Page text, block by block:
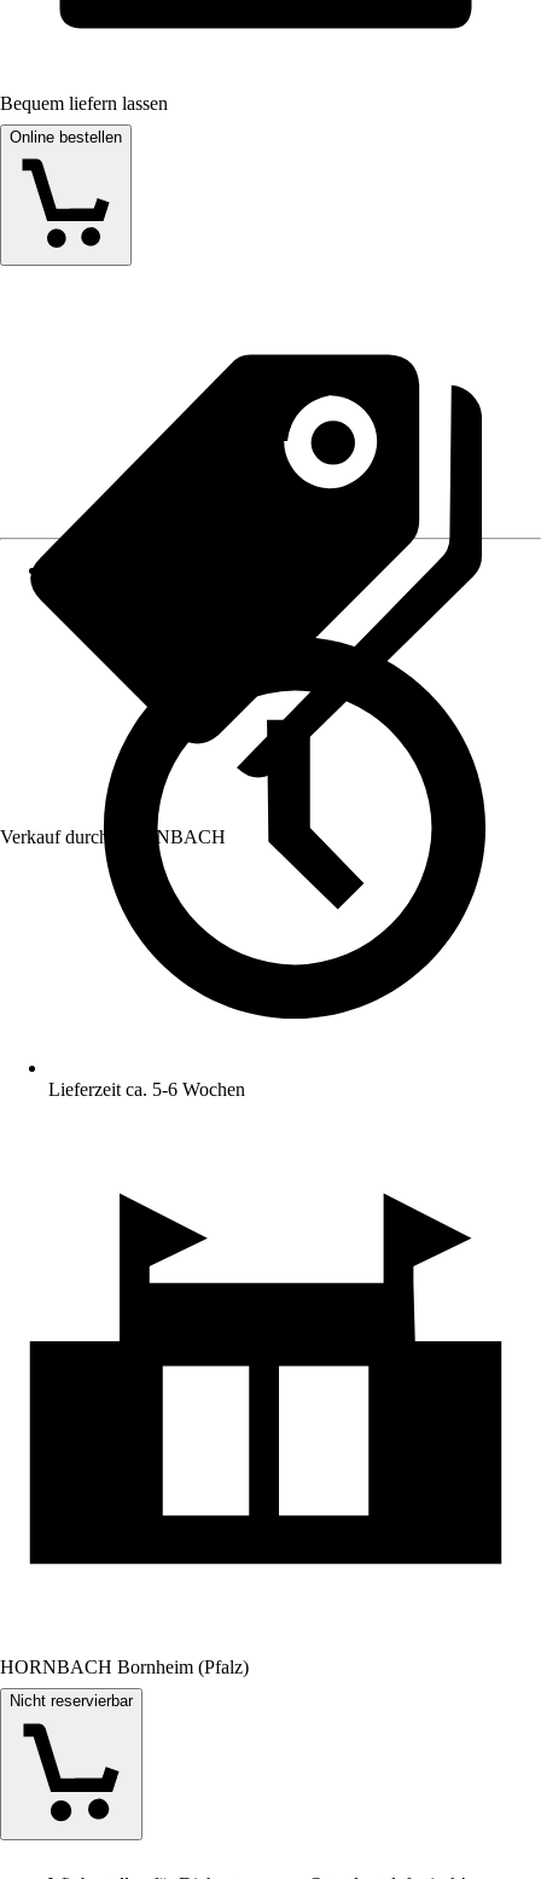
Bequem liefern lassen
Online bestellen
Verkauf durch: HORNBACH
Lieferzeit ca. 5-6 Wochen
HORNBACH Bornheim (Pfalz)
Nicht reservierbar